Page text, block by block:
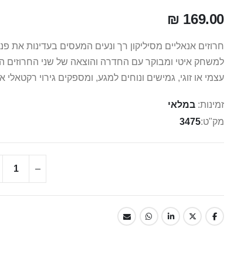
169.00 ₪
חרוזים אנאליים מסיליקון רך ונעים המעסים בעדינות
למשחק איטי ומבוקר עם החדרה והוצאה של שני החרוזים
עצמי או זוגי, גמישים ונוחים למגע, ומספקים גירוי
זמינות: במלאי
מק"ט 3475